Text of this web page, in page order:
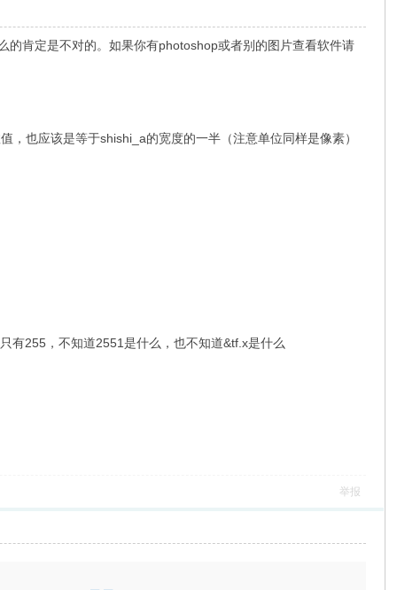
的肯定是不对的。如果你有photoshop或者别的图片查看软件请
也应该是等于shishi_a的宽度的一半（注意单位同样是像素）
有255，不知道2551是什么，也不知道&tf.x是什么
举报